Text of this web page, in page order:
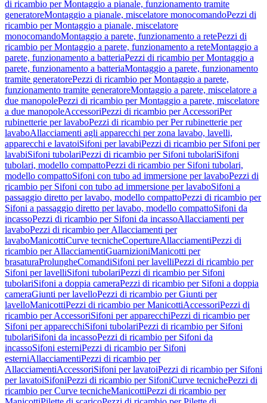
di ricambio per Montaggio a pianale, funzionamento tramite
generatoreMontaggio a pianale, miscelatore monocomandoPezzi di
ricambio per Montaggio a pianale, miscelatore
monocomandoMontaggio a parete, funzionamento a retePezzi di
ricambio per Montaggio a parete, funzionamento a reteMontaggio a
parete, funzionamento a batteriaPezzi di ricambio per Montaggio a
parete, funzionamento a batteriaMontaggio a parete, funzionamento
tramite generatorePezzi di ricambio per Montaggio a parete,
funzionamento tramite generatoreMontaggio a parete, miscelatore a
due manopolePezzi di ricambio per Montaggio a parete, miscelatore
a due manopoleAccessoriPezzi di ricambio per AccessoriPer
rubinetterie per lavaboPezzi di ricambio per Per rubinetterie per
lavaboAllacciamenti agli apparecchi per zona lavabo, lavelli,
apparecchi e lavatoiSifoni per lavabiPezzi di ricambio per Sifoni per
lavabiSifoni tubolariPezzi di ricambio per Sifoni tubolariSifoni
tubolari, modello compattoPezzi di ricambio per Sifoni tubolari,
modello compattoSifoni con tubo ad immersione per lavaboPezzi di
ricambio per Sifoni con tubo ad immersione per lavaboSifoni a
passaggio diretto per lavabo, modello compattoPezzi di ricambio per
Sifoni a passaggio diretto per lavabo, modello compattoSifoni da
incassoPezzi di ricambio per Sifoni da incassoAllacciamenti per
lavaboPezzi di ricambio per Allacciamenti per
lavaboManicottiCurve tecnicheCopertureAllacciamentiPezzi di
ricambio per AllacciamentiGuarnizioniManicotti per
brasaturaProlungheComandiSifoni per lavelliPezzi di ricambio per
Sifoni per lavelliSifoni tubolariPezzi di ricambio per Sifoni
tubolariSifoni a doppia cameraPezzi di ricambio per Sifoni a doppia
cameraGiunti per lavelloPezzi di ricambio per Giunti per
lavelloManicottiPezzi di ricambio per ManicottiAccessoriPezzi di
ricambio per AccessoriSifoni per apparecchiPezzi di ricambio per
Sifoni per apparecchiSifoni tubolariPezzi di ricambio per Sifoni
tubolariSifoni da incassoPezzi di ricambio per Sifoni da
incassoSifoni esterniPezzi di ricambio per Sifoni
esterniAllacciamentiPezzi di ricambio per
AllacciamentiAccessoriSifoni per lavatoiPezzi di ricambio per Sifoni
per lavatoiSifoniPezzi di ricambio per SifoniCurve tecnichePezzi di
ricambio per Curve tecnicheManicottiPezzi di ricambio per